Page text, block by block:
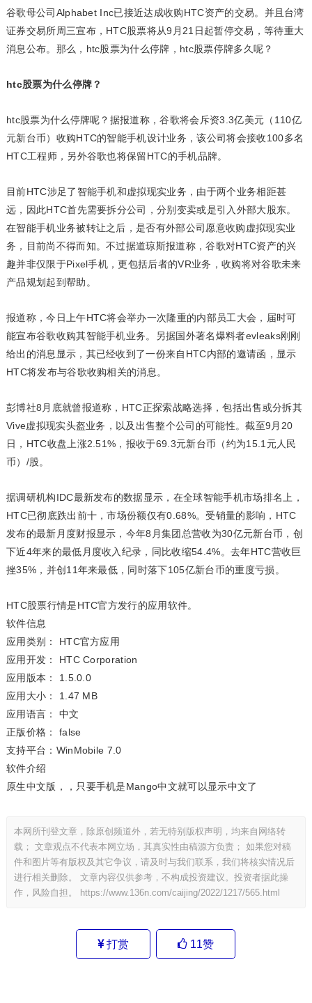
谷歌母公司Alphabet Inc已接近达成收购HTC资产的交易。并且台湾
证券交易所周三宣布，HTC股票将从9月21日起暂停交易，等待重大
消息公布。那么，htc股票为什么停牌，htc股票停牌多久呢？
htc股票为什么停牌？
htc股票为什么停牌呢？据报道称，谷歌将会斥资3.3亿美元（110亿
元新台币）收购HTC的智能手机设计业务，该公司将会接收100多名
HTC工程师，另外谷歌也将保留HTC的手机品牌。
目前HTC涉足了智能手机和虚拟现实业务，由于两个业务相距甚
远，因此HTC首先需要拆分公司，分别变卖或是引入外部大股东。
在智能手机业务被转让之后，是否有外部公司愿意收购虚拟现实业
务，目前尚不得而知。不过据道琼斯报道称，谷歌对HTC资产的兴
趣并非仅限于Pixel手机，更包括后者的VR业务，收购将对谷歌未来
产品规划起到帮助。
报道称，今日上午HTC将会举办一次隆重的内部员工大会，届时可
能宣布谷歌收购其智能手机业务。另据国外著名爆料者evleaks刚刚
给出的消息显示，其已经收到了一份来自HTC内部的邀请函，显示
HTC将发布与谷歌收购相关的消息。
彭博社8月底就曾报道称，HTC正探索战略选择，包括出售或分拆其
Vive虚拟现实头盔业务，以及出售整个公司的可能性。截至9月20
日，HTC收盘上涨2.51%，报收于69.3元新台币（约为15.1元人民
币）/股。
据调研机构IDC最新发布的数据显示，在全球智能手机市场排名上，
HTC已彻底跌出前十，市场份额仅有0.68%。受销量的影响，HTC
发布的最新月度财报显示，今年8月集团总营收为30亿元新台币，创
下近4年来的最低月度收入纪录，同比收缩54.4%。去年HTC营收巨
挫35%，并创11年来最低，同时落下105亿新台币的重度亏损。
HTC股票行情是HTC官方发行的应用软件。
软件信息
应用类别： HTC官方应用
应用开发： HTC Corporation
应用版本： 1.5.0.0
应用大小： 1.47 MB
应用语言： 中文
正版价格： false
支持平台：WinMobile 7.0
软件介绍
原生中文版，，只要手机是Mango中文就可以显示中文了
本网所刊登文章，除原创频道外，若无特别版权声明，均来自网络转
载； 文章观点不代表本网立场，其真实性由稿源方负责； 如果您对稿
件和图片等有版权及其它争议，请及时与我们联系，我们将核实情况后
进行相关删除。 文章内容仅供参考，不构成投资建议。投资者据此操
作，风险自担。
https://www.136n.com/caijing/2022/1217/565.html
打赏 11赞